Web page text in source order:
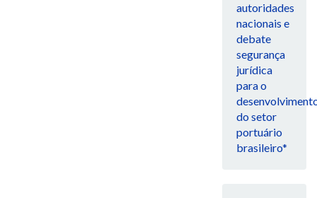
autoridades
nacionais e
debate
segurança
jurídica
para o
do setor
portuário
brasileiro*